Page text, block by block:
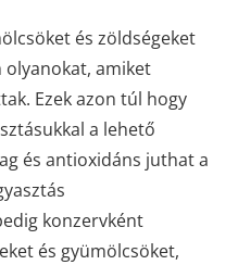
és zöldségeket
olyanokat, amiket
Ezek azon túl hogy
a lehető
és antioxidáns juthat a
konzervként
és gyümölcsöket,